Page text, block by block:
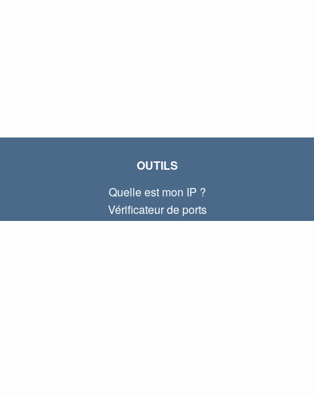
OUTILS
Quelle est mon IP ?
Vérificateur de ports